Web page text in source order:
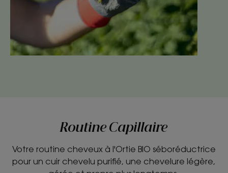
Routine Capillaire
Votre routine cheveux à l'Ortie BIO séboréductrice
pour un cuir chevelu purifié, une chevelure légère,